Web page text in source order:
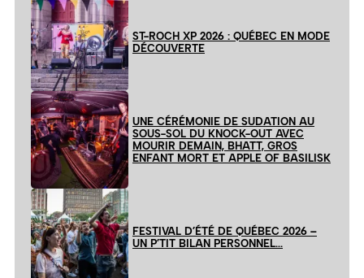
ST-ROCH XP 2026 : QUÉBEC EN MODE
DÉCOUVERTE
UNE CÉRÉMONIE DE SUDATION AU
SOUS-SOL DU KNOCK-OUT AVEC
MOURIR DEMAIN, BHATT, GROS
ENFANT MORT ET APPLE OF BASILISK
FESTIVAL D’ÉTÉ DE QUÉBEC 2026 –
UN P’TIT BILAN PERSONNEL…